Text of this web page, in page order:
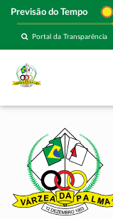
Previsão do Tempo
Portal da Transparência